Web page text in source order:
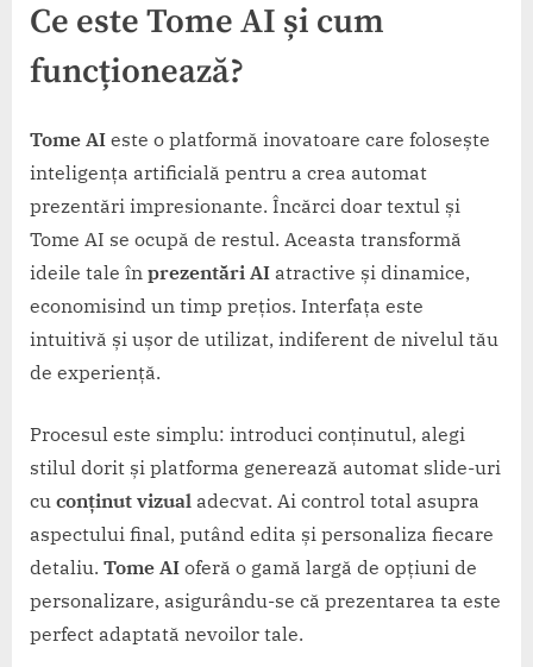
Ce este Tome AI și cum
funcționează?
Tome AI este o platformă inovatoare care folosește
inteligența artificială pentru a crea automat
prezentări impresionante. Încărci doar textul și
Tome AI se ocupă de restul. Aceasta transformă
ideile tale în prezentări AI atractive și dinamice,
economisind un timp prețios. Interfața este
intuitivă și ușor de utilizat, indiferent de nivelul tău
de experiență.
Procesul este simplu: introduci conținutul, alegi
stilul dorit și platforma generează automat slide-uri
cu conținut vizual adecvat. Ai control total asupra
aspectului final, putând edita și personaliza fiecare
detaliu. Tome AI oferă o gamă largă de opțiuni de
personalizare, asigurându-se că prezentarea ta este
perfect adaptată nevoilor tale.